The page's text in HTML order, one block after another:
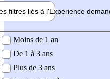
filtres liés à l'Expérience
demandée
Moins de 1 an
De 1 à 3 ans
Plus de 3 ans